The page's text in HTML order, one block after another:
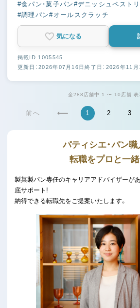
#食パン・菓子パン #デニッシュペスト
#調理パン#オールスクラッチ
気になる
掲載ID 1005545
更新日：2026年07月16日終了日：2026年11月
全288店舗中 1 〜 10店舗 表
前へ 1 2 3
パティシエ・パン
転職をプロと一
製菓製パン専任のキャリアアドバイザーが
底サポート!
納得できる転職先をご提案いたします。